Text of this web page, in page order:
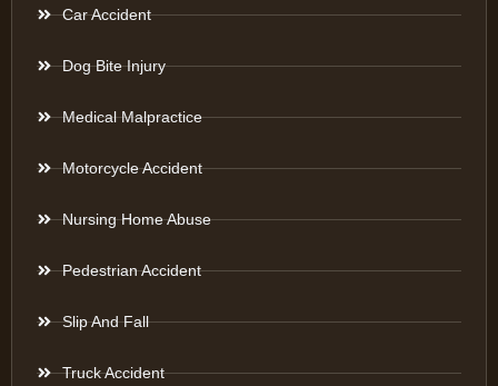
Car Accident
Dog Bite Injury
Medical Malpractice
Motorcycle Accident
Nursing Home Abuse
Pedestrian Accident
Slip And Fall
Truck Accident